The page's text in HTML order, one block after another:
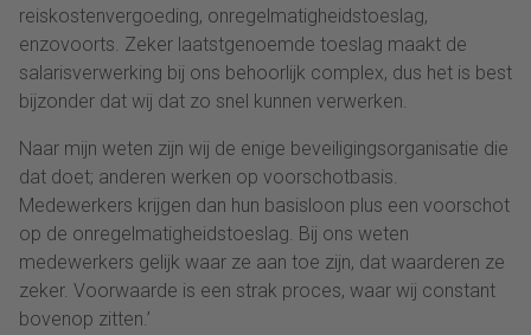
reiskostenvergoeding, onregelmatigheidstoeslag,
enzovoorts. Zeker laatstgenoemde toeslag maakt de
salarisverwerking bij ons behoorlijk complex, dus het is best
bijzonder dat wij dat zo snel kunnen verwerken.
Naar mijn weten zijn wij de enige beveiligingsorganisatie die
dat doet; anderen werken op voorschotbasis.
Medewerkers krijgen dan hun basisloon plus een voorschot
op de onregelmatigheidstoeslag. Bij ons weten
medewerkers gelijk waar ze aan toe zijn, dat waarderen ze
zeker. Voorwaarde is een strak proces, waar wij constant
bovenop zitten.’